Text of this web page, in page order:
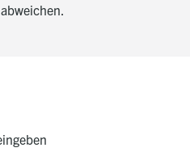
montiert und vorverdrahtet